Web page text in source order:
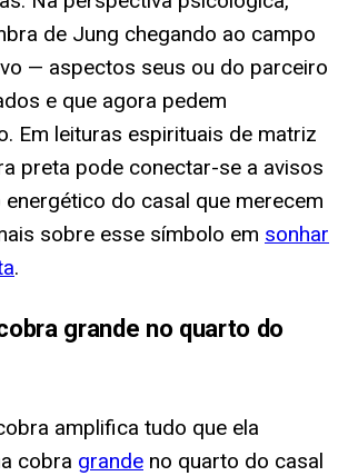
de Jung chegando ao campo
— aspectos seus ou do parceiro
e que agora pedem
Em leituras espirituais de matriz
preta pode conectar-se a avisos
do casal que merecem
sobre esse símbolo em sonhar
.
grande no quarto do
amplifica tudo que ela
cobra grande no quarto do casal